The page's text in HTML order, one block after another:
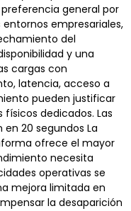
general por
empresariales,
del
y una
cargas con
latencia, acceso a
pueden justificar
dedicados. Las
20 segundos La
ofrece el mayor
necesita
operativas se
mejora limitada en
la desaparición